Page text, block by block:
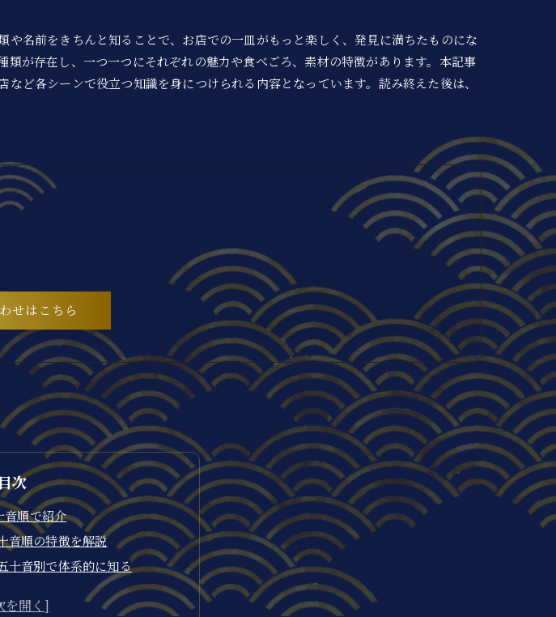
名前をきちんと知ることで、お店での一皿がもっと楽しく、発見に満ちたものにな
が存在し、一つ一つにそれぞれの魅力や食べごろ、素材の特徴があります。本記事
ど各シーンで役立つ知識を身につけられる内容となっています。読み終えた後は、
せはこちら
目次
音順で紹介
音順の特徴を解説
十音別で体系的に知る
順に並べて学ぶコツ